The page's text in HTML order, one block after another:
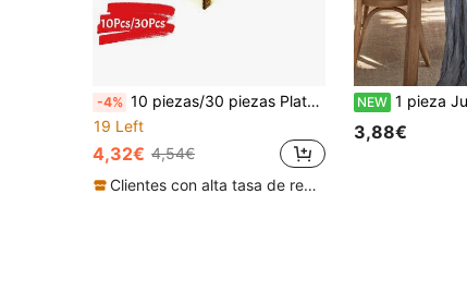
-4% 10 piezas/30 piezas Platos de postre con forma de corazón rojo de 7 pulgadas, platos de papel para fiestas del Día de San Valentín y Día de la Madre con bordes ondulados, platos de postre con forma de corazón de 7 pulgadas adecuados para cumpleaños, baby shower, celebración de bodas
19 Left
4,32€ 4,54€
Clientes con alta tasa de repetición
NEW 1 pieza Juego de mantel gris azul con volantes, mantel plegable, mantel de fiesta, suministros para fiesta de cumpleaños, regalo de cumpleaños, decoración de cumpleaños, tul de
3,88€